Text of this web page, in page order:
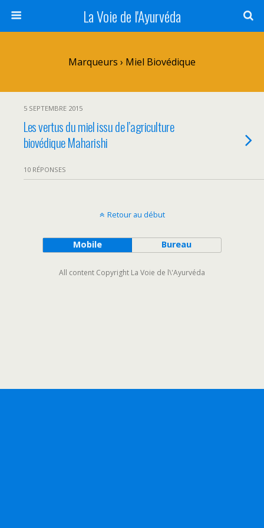
La Voie de l'Ayurvéda
Marqueurs › Miel Biovédique
5 SEPTEMBRE 2015
Les vertus du miel issu de l’agriculture
biovédique Maharishi
10 RÉPONSES
Retour au début
Mobile Bureau
All content Copyright La Voie de l\'Ayurvéda